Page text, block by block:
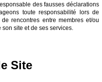
des fausses déclarations
toute responsabilité lors de
rencontres entre membres et/ou
site et de ses services.
Site